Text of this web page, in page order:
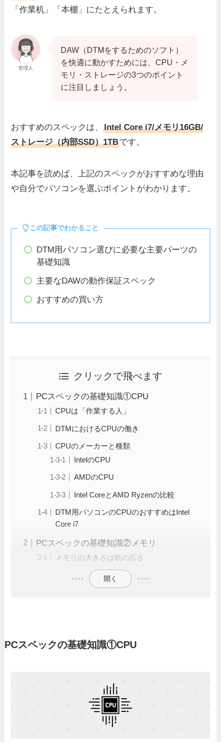
「作業机」「本棚」にたとえられます。
管理人
DAW（DTMをするためのソフト）
を快適に動かすためには、CPU・メ
モリ・ストレージの3つのポイント
に注目しましょう。
おすすめのスペックは、Intel Core i7/メモリ16GB/
ストレージ（内部SSD）1TBです。
本記事を読めば、上記のスペックがおすすめな理由
や自分でパソコンを選ぶポイントがわかります。
この記事でわかること
DTM用パソコン選びに必要な主要パーツの
基礎知識
主要なDAWの動作保証スペック
おすすめの買い方
クリックで飛べます
PCスペックの基礎知識①CPU
CPUは「作業する人」
DTMにおけるCPUの働き
CPUのメーカーと種類
IntelのCPU
AMDのCPU
Intel CoreとAMD Ryzenの比較
DTM用パソコンのCPUのおすすめはIntel
Core i7
PCスペックの基礎知識②メモリ
メモリの大きさは机の広さ
開く
PCスペックの基礎知識①CPU